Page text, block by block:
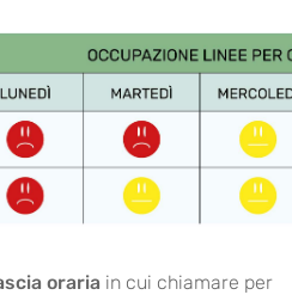
oraria in cui chiamare per